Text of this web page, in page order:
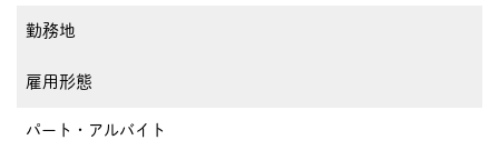
勤務地
雇用形態
パート・アルバイト